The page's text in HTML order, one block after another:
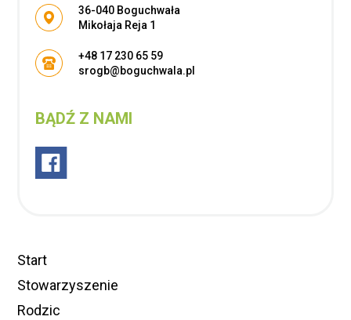
Adres pocztowy:
36-040 Boguchwała
Mikołaja Reja 1
+48 17 230 65 59
srogb@boguchwala.pl
BĄDŹ Z NAMI
Start
Stowarzyszenie
Rodzic